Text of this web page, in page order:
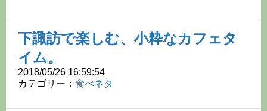
下諏訪で楽しむ、小粋なカフェタ
イム。
2018/05/26 16:59:54
カテゴリー： 食べネタ